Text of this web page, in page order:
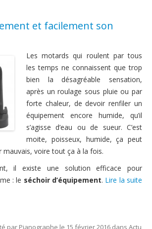
et facilement son
Les motards qui roulent par tous
les temps ne connaissent que trop
bien la désagréable sensation,
après un roulage sous pluie ou par
forte chaleur, de devoir renfiler un
équipement encore humide, qu’il
s’agisse d’eau ou de sueur. C’est
moite, poisseux, humide, ça peut
voire tout ça à la fois.
il existe une solution efficace pour
: le séchoir d’équipement. Lire la suite
par Pianographe le 15 février 2016 dans Actu